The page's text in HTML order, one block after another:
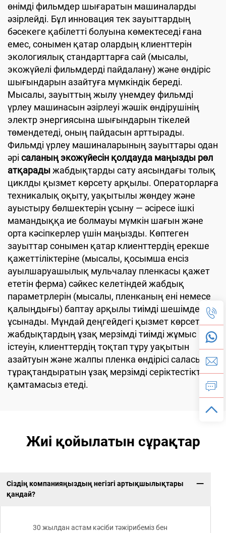
өнімді фильмдер шығаратын машиналарды
әзірлейді. Бұл инновация тек зауыттардың
бәсекеге қабілетті болуына көмектеседі ғана
емес, сонымен қатар олардың клиенттерін
экологиялық стандарттарға сай (мысалы,
экожүйелі фильмдерді пайдалану) және өндіріс
шығындарын азайтуға мүмкіндік береді.
Мысалы, зауыттың жылу үнемдеу фильмді
үрлеу машинасын әзірлеуі жәшік өндірушінің
электр энергиясына шығындарын тікелей
төмендетеді, оның пайдасын арттырады.
Фильмді үрлеу машиналарының зауыттары одан
әрі саланың экожүйесін қолдауда маңызды рөл
атқарадыжабдықтарды сату аясындағы толық
циклды қызмет көрсету арқылы. Операторларға
техникалық оқыту, уақытылы жөндеу және
ауыстыру бөлшектерін ұсыну — әсіресе ішкі
мамандыққа ие болмауы мүмкін шағын және
орта кәсіпкерлер үшін маңызды. Көптеген
зауыттар сонымен қатар клиенттердің ерекше
қажеттіліктеріне (мысалы, қосымша енсіз
ауылшаруашылық мульчалау пленкасы қажет
ететін ферма) сәйкес келетіндей жабдық
параметрлерін (мысалы, пленканың ені немесе
қалыңдығы) баптау арқылы тиімді шешімдер
ұсынады. Мұндай деңгейдегі қызмет көрсету
жабдықтардың ұзақ мерзімді тиімді жұмыс
істеуін, клиенттердің тоқтап тұру уақытын
азайтуын және жалпы пленка өндірісі саласын
тұрақтандыратын ұзақ мерзімді серіктестікті
қамтамасыз етеді.
Жиі қойылатын сұрақтар
Сіздің компанияңыздың негізгі артықшылықтары
қандай?
30 жылдан астам кәсіби тәжірибеміз бен